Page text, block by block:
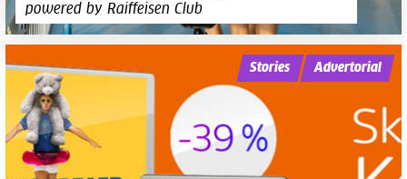
powered by Raiffeisen Club
Stories Advertorial